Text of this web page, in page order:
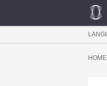
HOME